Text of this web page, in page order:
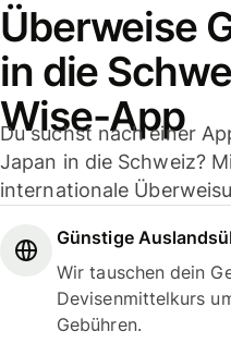
Überweise
in die
Wise-App
Du suchst nach einer
Japan in die Schweiz?
internationale
Günstige
Wir tauschen dein
Devisenmittelkurs
Gebühren.